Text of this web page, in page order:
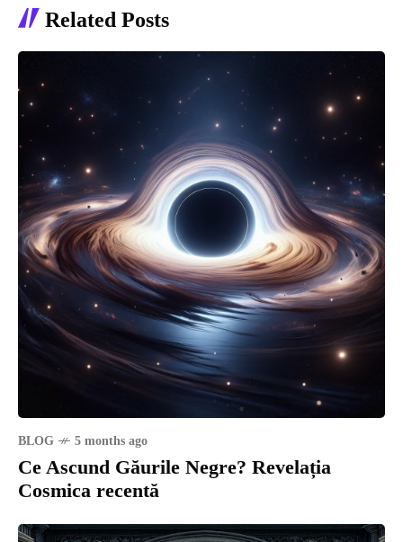
Related Posts
BLOG 5 months ago
Ce Ascund Găurile Negre? Revelația
Cosmica recentă